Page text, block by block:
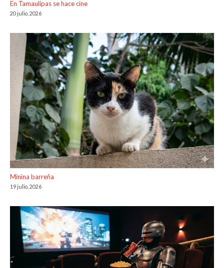
En Tamaulipas se hace cine
20 julio, 2026
Minina barreña
19 julio, 2026